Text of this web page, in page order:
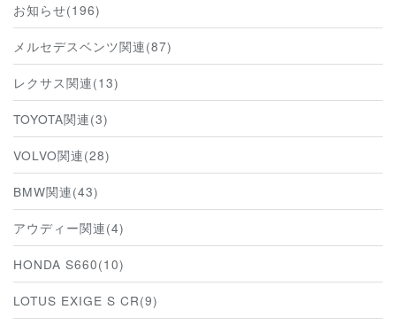
お知らせ(196)
メルセデスベンツ関連(87)
レクサス関連(13)
TOYOTA関連(3)
VOLVO関連(28)
BMW関連(43)
アウディー関連(4)
HONDA S660(10)
LOTUS EXIGE S CR(9)